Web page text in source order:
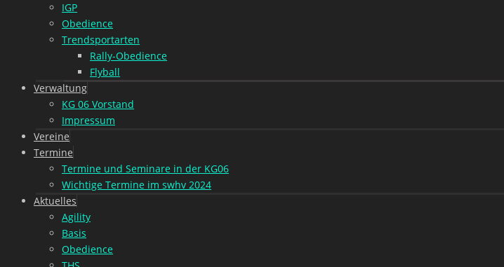
IGP
Obedience
Trendsportarten
Rally-Obedience
Flyball
Verwaltung
KG 06 Vorstand
Impressum
Vereine
Termine
Termine und Seminare in der KG06
Wichtige Termine im swhv 2024
Aktuelles
Agility
Basis
Obedience